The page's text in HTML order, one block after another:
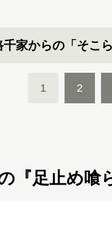
千家からの「そこ
1 2
『足止め喰